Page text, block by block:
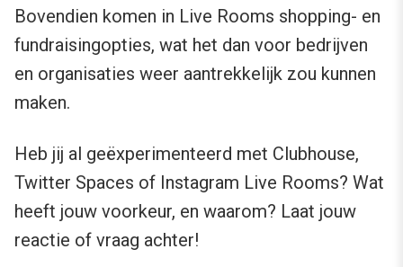
Bovendien komen in Live Rooms shopping- en
fundraisingopties, wat het dan voor bedrijven
en organisaties weer aantrekkelijk zou kunnen
maken.
Heb jij al geëxperimenteerd met Clubhouse,
Twitter Spaces of Instagram Live Rooms? Wat
heeft jouw voorkeur, en waarom? Laat jouw
reactie of vraag achter!